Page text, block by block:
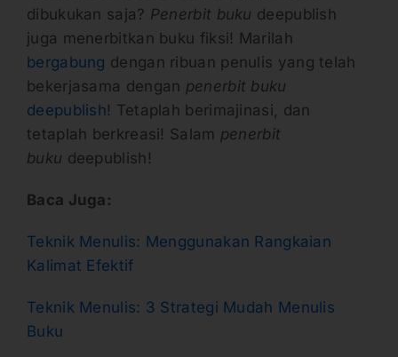
dibukukan saja? Penerbit buku deepublish
juga menerbitkan buku fiksi! Marilah
bergabung dengan ribuan penulis yang telah
bekerjasama dengan penerbit buku
deepublish! Tetaplah berimajinasi, dan
tetaplah berkreasi! Salam penerbit
buku deepublish!
Baca Juga:
Teknik Menulis: Menggunakan Rangkaian
Kalimat Efektif
Teknik Menulis: 3 Strategi Mudah Menulis
Buku